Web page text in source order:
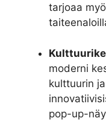
tarjoaa
moderni
kulttuurin
pop-up-